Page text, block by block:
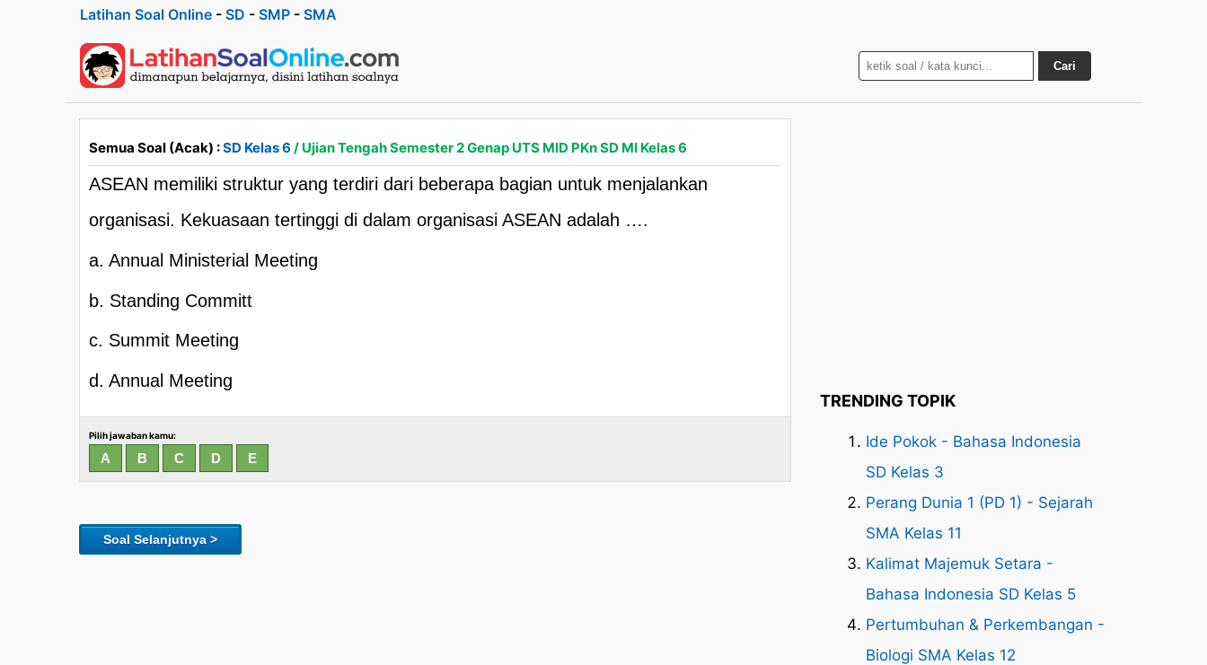
Latihan Soal Online - SD - SMP - SMA
Cari
Semua Soal (Acak) :SD Kelas 6 / Ujian Tengah Semester 2 Genap UTS MID PKn SD MI Kelas 6
ASEAN memiliki struktur yang terdiri dari beberapa bagian untuk menjalankan
organisasi. Kekuasaan tertinggi di dalam organisasi ASEAN adalah ….
a. Annual Ministerial Meeting
b. Standing Committ
c. Summit Meeting
d. Annual Meeting
Pilih jawaban kamu:
Soal Selanjutnya >
TRENDING TOPIK
Ide Pokok - Bahasa Indonesia
SD Kelas 3
Perang Dunia 1 (PD 1) - Sejarah
SMA Kelas 11
Kalimat Majemuk Setara -
Bahasa Indonesia SD Kelas 5
Pertumbuhan & Perkembangan -
Biologi SMA Kelas 12